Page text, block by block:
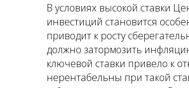
В условиях высокой ставки
инвестиций становится
приводит к росту
должно затормозить
ключевой ставки привело к
нерентабельны при такой